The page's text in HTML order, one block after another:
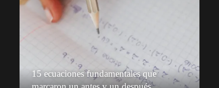
15 ecuaciones fundamentales que